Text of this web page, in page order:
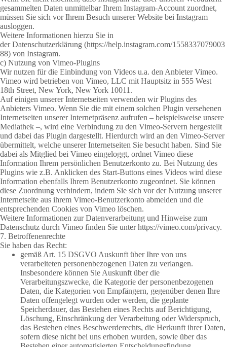
gesammelten Daten unmittelbar Ihrem Instagram-Account zuordnet,
müssen Sie sich vor Ihrem Besuch unserer Website bei Instagram
ausloggen.
Weitere Informationen hierzu Sie in
der Datenschutzerklärung (https://help.instagram.com/1558337079003
88) von Instagram.
c) Nutzung von Vimeo-Plugins
Wir nutzen für die Einbindung von Videos u.a. den Anbieter Vimeo.
Vimeo wird betrieben von Vimeo, LLC mit Hauptsitz in 555 West
18th Street, New York, New York 10011.
Auf einigen unserer Internetseiten verwenden wir Plugins des
Anbieters Vimeo. Wenn Sie die mit einem solchen Plugin versehenen
Internetseiten unserer Internetpräsenz aufrufen – beispielsweise unsere
Mediathek –, wird eine Verbindung zu den Vimeo-Servern hergestellt
und dabei das Plugin dargestellt. Hierdurch wird an den Vimeo-Server
übermittelt, welche unserer Internetseiten Sie besucht haben. Sind Sie
dabei als Mitglied bei Vimeo eingeloggt, ordnet Vimeo diese
Information Ihrem persönlichen Benutzerkonto zu. Bei Nutzung des
Plugins wie z.B. Anklicken des Start-Buttons eines Videos wird diese
Information ebenfalls Ihrem Benutzerkonto zugeordnet. Sie können
diese Zuordnung verhindern, indem Sie sich vor der Nutzung unserer
Internetseite aus ihrem Vimeo-Benutzerkonto abmelden und die
entsprechenden Cookies von Vimeo löschen.
Weitere Informationen zur Datenverarbeitung und Hinweise zum
Datenschutz durch Vimeo finden Sie unterhttps://vimeo.com/privacy.
7. Betroffenenrechte
Sie haben das Recht:
gemäß Art. 15 DSGVO Auskunft über Ihre von uns
verarbeiteten personenbezogenen Daten zu verlangen.
Insbesondere können Sie Auskunft über die
Verarbeitungszwecke, die Kategorie der personenbezogenen
Daten, die Kategorien von Empfängern, gegenüber denen Ihre
Daten offengelegt wurden oder werden, die geplante
Speicherdauer, das Bestehen eines Rechts auf Berichtigung,
Löschung, Einschränkung der Verarbeitung oder Widerspruch,
das Bestehen eines Beschwerderechts, die Herkunft ihrer Daten,
sofern diese nicht bei uns erhoben wurden, sowie über das